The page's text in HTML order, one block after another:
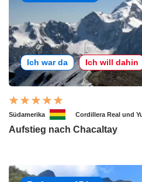
Ich war da Ich will dahin
Südamerika Cordillera Real und
Aufstieg nach Chacaltay